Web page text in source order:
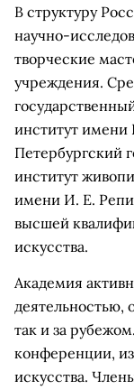
В структуру
научно-
творческие
учреждения.
институт имени
Петербургский
институт
имени И. Е.
высшей
искусства.
Академия
деятельностью,
так и за
конференции,
искусства.